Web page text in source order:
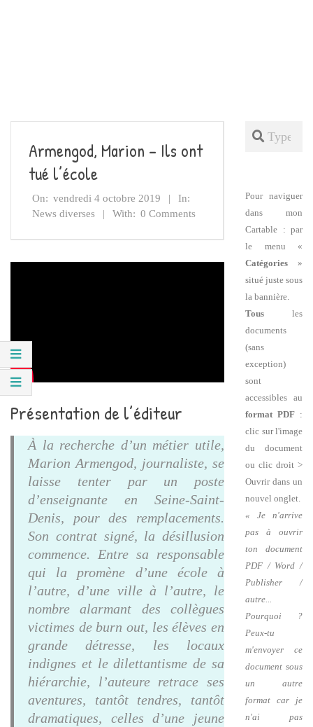
Armengod, Marion – Ils ont
tué l’école
On: vendredi 4 octobre 2019
In:
News diverses
With: 0 Comments
Présentation de l’éditeur
À la recherche d’un métier utile,
Marion Armengod, journaliste, se
laisse tenter par un poste
d’enseignante en Seine-Saint-
Denis, pour des remplacements.
Son contrat signé, la désillusion
commence. Entre sa responsable
qui la promène d’une école à
l’autre, d’une ville à l’autre, le
nombre alarmant des collègues
victimes de burn out, les élèves en
grande détresse, les locaux
indignes et le dilettantisme de sa
hiérarchie, l’auteure retrace ses
aventures, tantôt tendres, tantôt
dramatiques, celles d’une jeune
Search
Pour naviguer
dans mon
Cartable : par
le menu «
Catégories »
situé juste sous
la bannière.
Tous les
documents
(sans
exception)
sont
accessibles au
format PDF :
clic sur l'image
du document
ou clic droit >
Ouvrir dans un
nouvel onglet.
« Je n'arrive
pas à ouvrir
ton document
PDF / Word /
Publisher /
autre...
Pourquoi ?
Peux-tu
m'envoyer ce
document sous
un autre
format car je
n'ai pas